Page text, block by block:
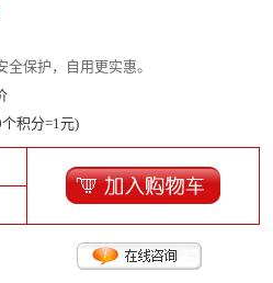
保护，自用更实惠。
积分=1元)